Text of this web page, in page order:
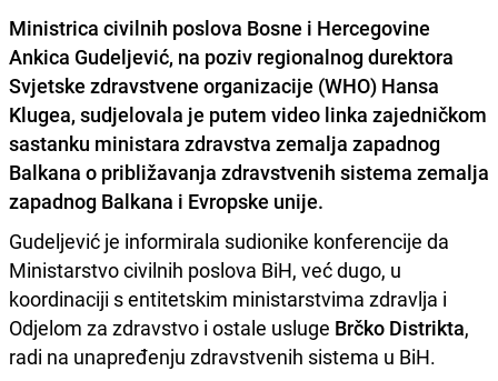
Ministrica civilnih poslova Bosne i Hercegovine
Ankica Gudeljević, na poziv regionalnog durektora
Svjetske zdravstvene organizacije (WHO) Hansa
Klugea, sudjelovala je putem video linka zajedničkom
sastanku ministara zdravstva zemalja zapadnog
Balkana o približavanja zdravstvenih sistema zemalja
zapadnog Balkana i Evropske unije.
Gudeljević je informirala sudionike konferencije da
Ministarstvo civilnih poslova BiH, već dugo, u
koordinaciji s entitetskim ministarstvima zdravlja i
Odjelom za zdravstvo i ostale usluge Brčko Distrikta,
radi na unapređenju zdravstvenih sistema u BiH.